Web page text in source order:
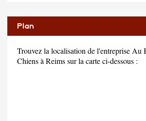
Plan
Trouvez la localisation de l'entreprise Au
Chiens à Reims sur la carte ci-dessous :